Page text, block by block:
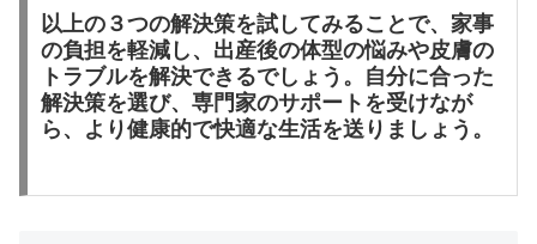
以上の３つの解決策を試してみることで、家事
の負担を軽減し、出産後の体型の悩みや皮膚の
トラブルを解決できるでしょう。自分に合った
解決策を選び、専門家のサポートを受けなが
ら、より健康的で快適な生活を送りましょう。